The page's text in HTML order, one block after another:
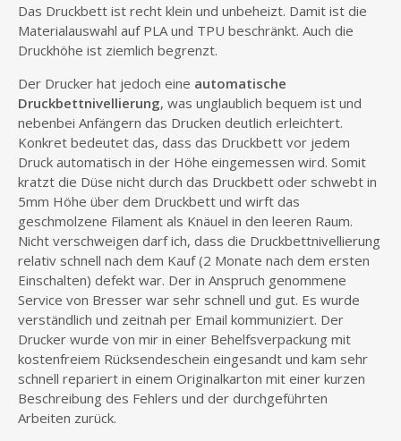
Das Druckbett ist recht klein und unbeheizt. Damit ist die
Materialauswahl auf PLA und TPU beschränkt. Auch die
Druckhöhe ist ziemlich begrenzt.
Der Drucker hat jedoch eine automatische
Druckbettnivellierung, was unglaublich bequem ist und
nebenbei Anfängern das Drucken deutlich erleichtert.
Konkret bedeutet das, dass das Druckbett vor jedem
Druck automatisch in der Höhe eingemessen wird. Somit
kratzt die Düse nicht durch das Druckbett oder schwebt in
5mm Höhe über dem Druckbett und wirft das
geschmolzene Filament als Knäuel in den leeren Raum.
Nicht verschweigen darf ich, dass die Druckbettnivellierung
relativ schnell nach dem Kauf (2 Monate nach dem ersten
Einschalten) defekt war. Der in Anspruch genommene
Service von Bresser war sehr schnell und gut. Es wurde
verständlich und zeitnah per Email kommuniziert. Der
Drucker wurde von mir in einer Behelfsverpackung mit
kostenfreiem Rücksendeschein eingesandt und kam sehr
schnell repariert in einem Originalkarton mit einer kurzen
Beschreibung des Fehlers und der durchgeführten
Arbeiten zurück.